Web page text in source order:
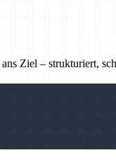
Ziel – strukturiert,